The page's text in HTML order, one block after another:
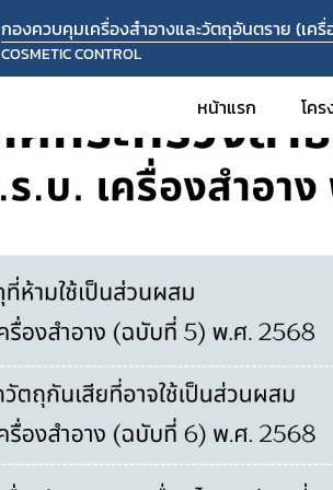
กองควบคุมเครื่องสำอางและวัตถุอันตราย (เครื่
COSMETIC CONTROL
หน้าแรก โค